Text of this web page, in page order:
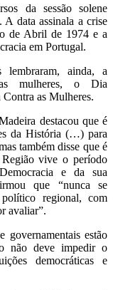
da sessão solene
data assinala a crise
de Abril de 1974 e a
em Portugal.
lembraram, ainda, a
mulheres, o Dia
as Mulheres.
destacou que é
da História (…) para
também disse que é
vive o período
e da sua
que “nunca se
regional, com
avaliar”.
governamentais estão
não deve impedir o
democráticas e